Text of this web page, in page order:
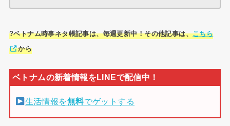
?ベトナム時事ネタ帳記事は、毎週更新中！その他記事は、こちら
から
生活情報を無料でゲットする